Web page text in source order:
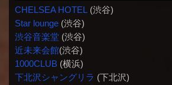
CHELSEA HOTEL (渋谷)
Star lounge(渋谷)
渋谷音楽堂(渋谷)
近未来会館(渋谷)
1000CLUB(横浜)
下北沢シャングリラ (下北沢)